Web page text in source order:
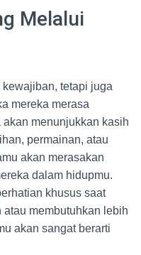
Melalui
tetapi juga
mereka merasa
menunjukkan kasih
permainan, atau
akan merasakan
dalam hidupmu.
khusus saat
membutuhkan lebih
akan sangat berarti